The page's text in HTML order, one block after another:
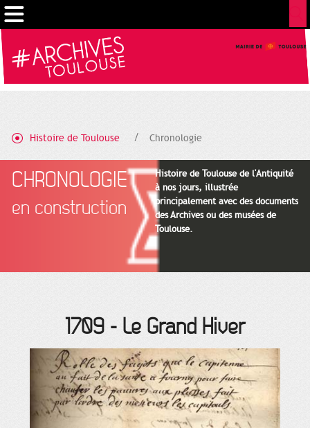
Histoire de Toulouse Chronologie
CHRONOLOGIE
en construction
Histoire de Toulouse de l'Antiquité
à nos jours, illustrée
principalement avec des documents
des Archives ou des musées de
Toulouse.
1709 - Le Grand Hiver
Cookies management panel